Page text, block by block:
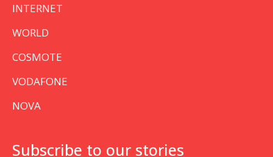
INTERNET
WORLD
COSMOTE
VODAFONE
NOVA
Subscribe to our stories